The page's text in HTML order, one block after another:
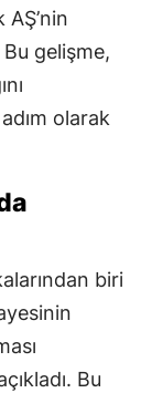
gelişme,
olarak
biri
Bu